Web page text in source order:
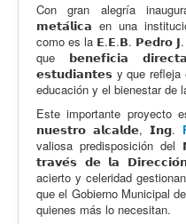
Con gran alegría
𝗺𝗲𝘁𝗮́𝗹𝗶𝗰𝗮 en una
como es la 𝗘.𝗘.𝗕. 𝗣𝗲𝗱r𝗼
que 𝗯𝗲𝗻𝗲𝗳𝗶𝗰𝗶𝗮
𝗲𝘀𝘁𝘂𝗱𝗶𝗮𝗻𝘁𝗲𝘀 y que refleja
educación y el bienestar de
Este importante proyecto
𝗻𝘂𝗲𝘀𝘁𝗿𝗼 𝗮𝗹𝗰𝗮𝗹𝗱𝗲, 𝗜𝗻𝗴.
valiosa predisposición
𝘁𝗿𝗮𝘃𝗲́𝘀 𝗱𝗲 𝗹𝗮
acierto y celeridad
que el Gobierno Municipal
quienes más lo necesitan.